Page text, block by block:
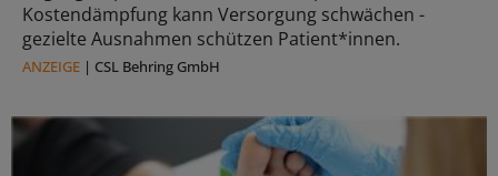
Kostendämpfung kann Versorgung schwächen -
gezielte Ausnahmen schützen Patient*innen.
ANZEIGE | CSL Behring GmbH